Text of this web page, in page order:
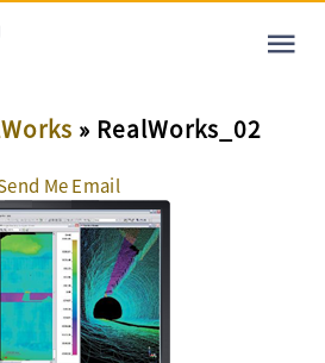
» RealWorks_02
Me Email